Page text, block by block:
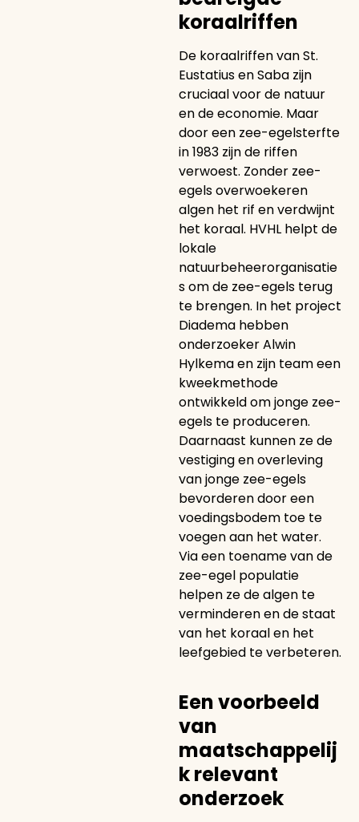
koraalriffen
De koraalriffen van St.
Eustatius en Saba zijn
cruciaal voor de natuur
en de economie. Maar
door een zee-egelsterfte
in 1983 zijn de riffen
verwoest. Zonder zee-
egels overwoekeren
algen het rif en verdwijnt
het koraal. HVHL helpt de
lokale
natuurbeheerorganisatie
s om de zee-egels terug
te brengen. In het project
Diadema hebben
onderzoeker Alwin
Hylkema en zijn team een
kweekmethode
ontwikkeld om jonge zee-
egels te produceren.
Daarnaast kunnen ze de
vestiging en overleving
van jonge zee-egels
bevorderen door een
voedingsbodem toe te
voegen aan het water.
Via een toename van de
zee-egel populatie
helpen ze de algen te
verminderen en de staat
van het koraal en het
leefgebied te verbeteren.
Een voorbeeld
van
maatschappelij
k relevant
onderzoek